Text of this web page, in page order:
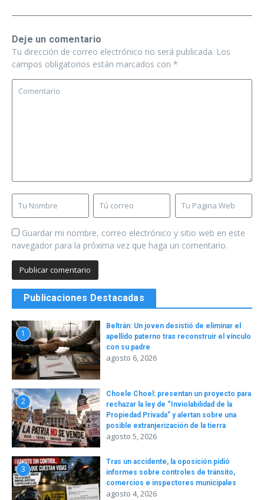
Deje un comentario
Tu dirección de correo electrónico no será publicada. Los
campos obligatorios están marcados con *
Guardar mi nombre, correo electrónico y sitio web en este
navegador para la próxima vez que haga un comentario.
Publicaciones Destacadas
1
Beltrán: Un joven desistió de eliminar el
apellido paterno tras reconstruir el vínculo
con su padre
agosto 6, 2026
2
Choele Choel: presentan un proyecto para
rechazar la ley de “Inviolabilidad de la
Propiedad Privada” y alertan sobre una
posible extranjerización de la tierra
agosto 5, 2026
3
Tras un accidente, la oposición pidió
informes sobre controles de tránsito,
comercios e inspectores municipales
agosto 4, 2026